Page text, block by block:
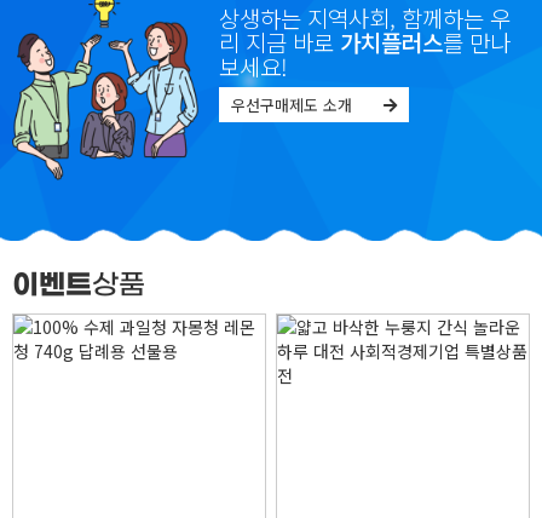
상생하는 지역사회, 함께하는 우
리 지금 바로 가치플러스를 만나
보세요!
우선구매제도 소개
이벤트상품